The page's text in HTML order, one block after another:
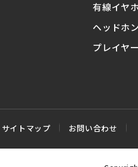
有線イヤ
ヘッドホン
プレイヤ
サイトマップ お問い合わせ